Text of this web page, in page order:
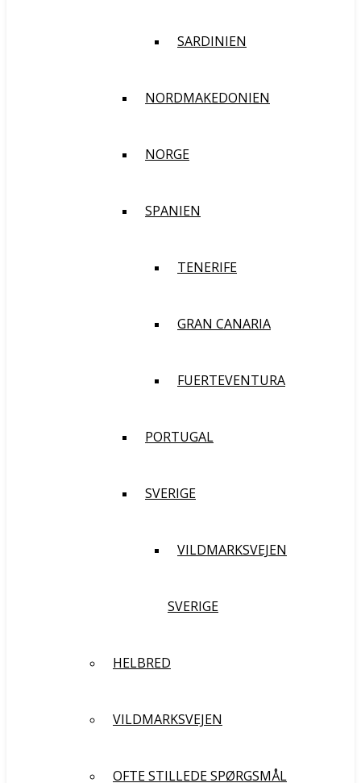
SARDINIEN
NORDMAKEDONIEN
NORGE
SPANIEN
TENERIFE
GRAN CANARIA
FUERTEVENTURA
PORTUGAL
SVERIGE
VILDMARKSVEJEN
SVERIGE
HELBRED
VILDMARKSVEJEN
OFTE STILLEDE SPØRGSMÅL